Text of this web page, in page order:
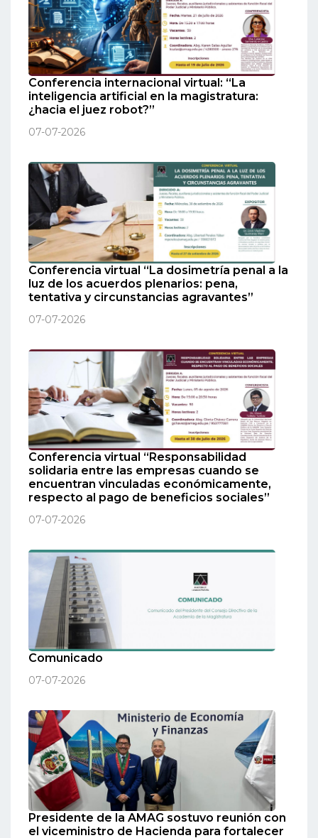
Conferencia internacional virtual: “La
inteligencia artificial en la magistratura:
¿hacia el juez robot?”
07-07-2026
Conferencia virtual “La dosimetría penal a la
luz de los acuerdos plenarios: pena,
tentativa y circunstancias agravantes”
07-07-2026
Conferencia virtual “Responsabilidad
solidaria entre las empresas cuando se
encuentran vinculadas económicamente,
respecto al pago de beneficios sociales”
07-07-2026
Comunicado
07-07-2026
Presidente de la AMAG sostuvo reunión con
el viceministro de Hacienda para fortalecer